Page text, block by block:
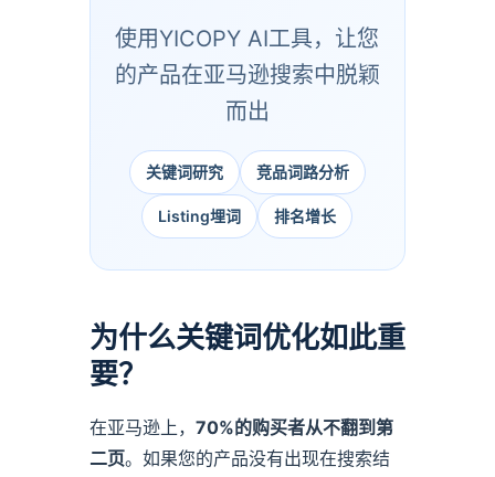
AI智能识别真竞品，精准过滤配件和互补品。
双测试后输出可执行精准词，避免烧钱词。
全景广告架构 Agent
给出可执行投放结构，先稳ACOS再放量。
用全景广告架构接管老品，做结构化提效。
选品切入方案
先判战场，再锁定可突破目标。
视觉转化方案
围绕卖点生产图片与视频，配合投放迭代。
免费工具
免费工具与流程资产，辅助日常执行。
安装扩展，启动自动化采集与验证。
核心价值与愿景
隐私与合规
使用YICOPY AI工具，让您
的产品在亚马逊搜索中脱颖
而出
关键词研究 竞品词路分析
Listing埋词 排名增长
为什么关键词优化如此重
要？
在亚马逊上， 70%的购买者从不翻到第
二页。如果您的产品没有出现在搜索结